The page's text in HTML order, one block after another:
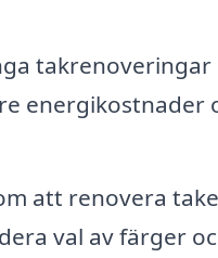
energikostnader
att renovera
val av färger